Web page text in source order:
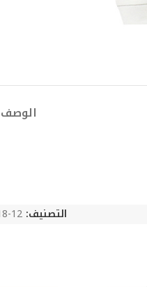
الوصف
التصنيف: 12-18 شهر